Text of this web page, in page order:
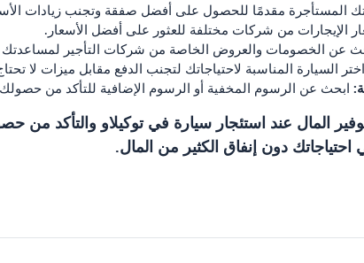
المستأجرة مقدمًا للحصول على أفضل صفقة وتجنب زيادات
الإيجارات من شركات مختلفة للعثور على أفضل الأسعار.
عن الخصومات والعروض الخاصة من شركات التأجير لمساعدتك
اختر السيارة المناسبة لاحتياجاتك لتجنب الدفع مقابل ميزات لا
ابحث عن الرسوم المخفية أو الرسوم الإضافية للتأكد من
توفير المال عند استئجار سيارة في توكيلاو
احتياجاتك دون إنفاق الكثير من المال.